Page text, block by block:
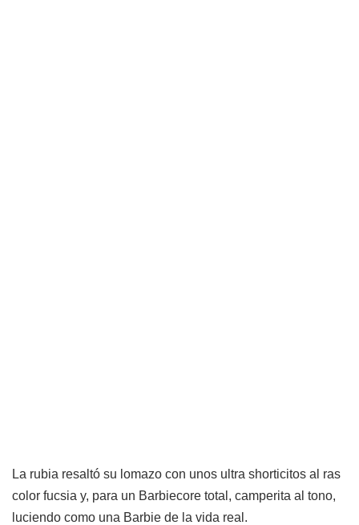
La rubia resaltó su lomazo con unos ultra shorticitos al ras
color fucsia y, para un Barbiecore total, camperita al tono,
luciendo como una Barbie de la vida real.